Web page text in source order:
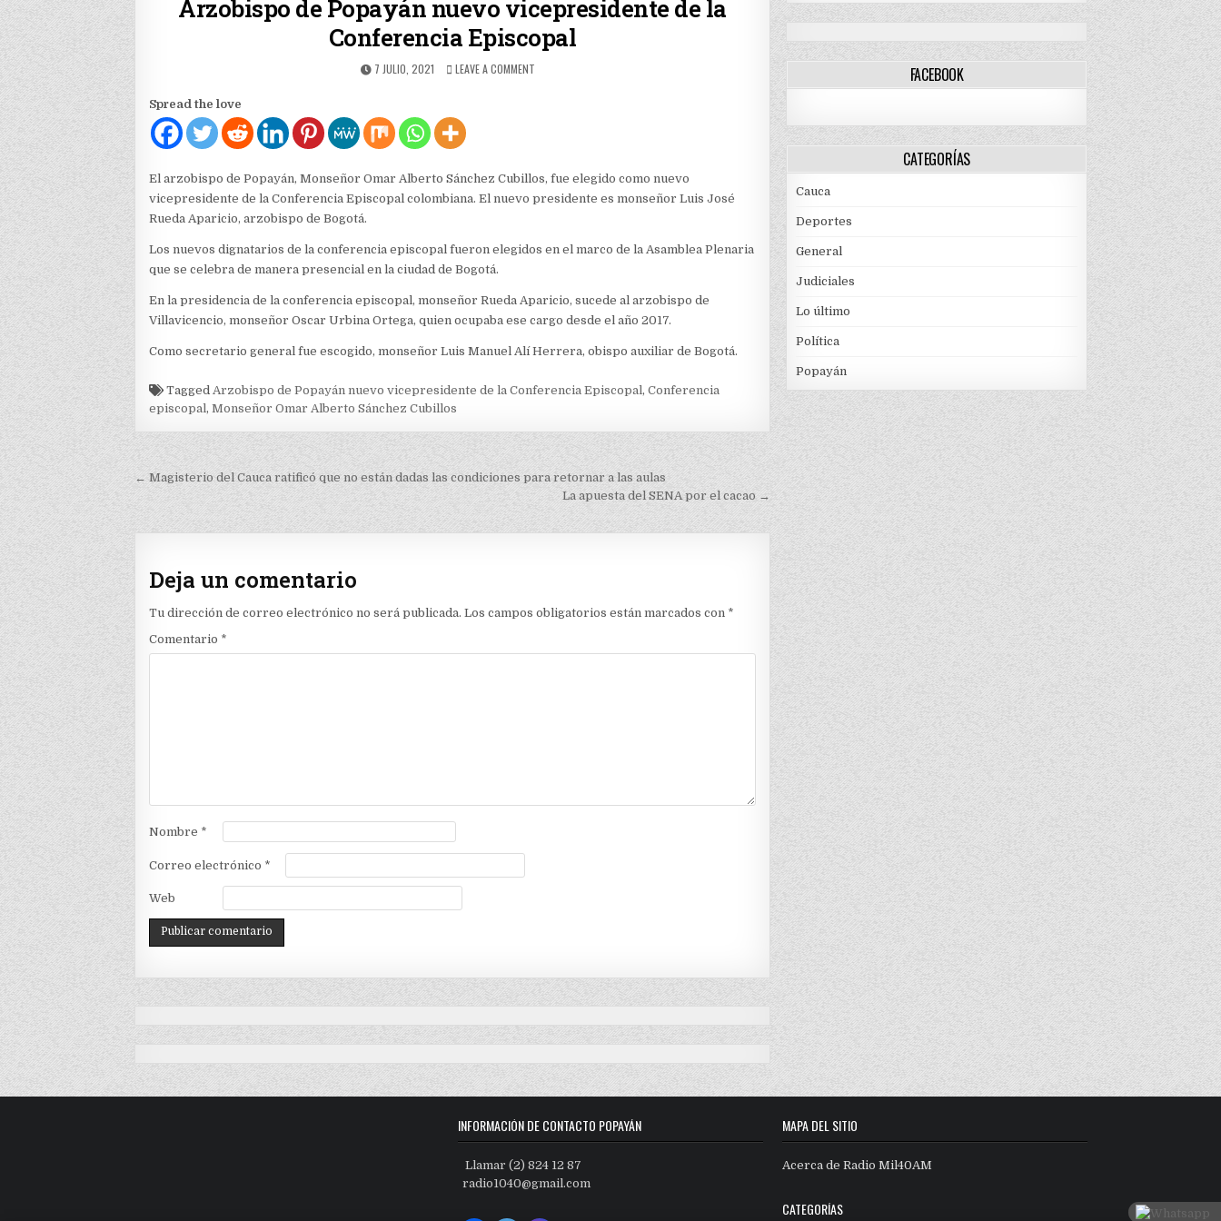
Arzobispo de Popayán nuevo vicepresidente de la
Conferencia Episcopal
PUBLISHED
7 JULIO, 2021 LEAVE A COMMENT
LA
CONFERENCIA
EPISCOPAL
Spread the love
El arzobispo de Popayán, Monseñor Omar Alberto Sánchez Cubillos, fue elegido como nuevo
vicepresidente de la Conferencia Episcopal colombiana. El nuevo presidente es monseñor Luis José
Rueda Aparicio, arzobispo de Bogotá.
Los nuevos dignatarios de la conferencia episcopal fueron elegidos en el marco de la Asamblea Plenaria
que se celebra de manera presencial en la ciudad de Bogotá.
En la presidencia de la conferencia episcopal, monseñor Rueda Aparicio, sucede al arzobispo de
Villavicencio, monseñor Oscar Urbina Ortega, quien ocupaba ese cargo desde el año 2017.
Como secretario general fue escogido, monseñor Luis Manuel Alí Herrera, obispo auxiliar de Bogotá.
TaggedArzobispo de Popayán nuevo vicepresidente de la Conferencia Episcopal,Conferencia
episcopal,Monseñor Omar Alberto Sánchez Cubillos
Navegación
entradas
← Magisterio del Cauca ratificó que no están dadas las condiciones para retornar a las aulas
La apuesta del SENA por el cacao →
Deja un comentario
Tu dirección de correo electrónico no será publicada. Los campos obligatorios están marcados con *
Comentario *
Nombre *
Correo electrónico *
Web
FACEBOOK
CATEGORÍAS
Cauca
Deportes
General
Judiciales
Lo último
Política
Popayán
INFORMACIÓN DE CONTACTO POPAYÁN
Llamar (2) 824 12 87
radio1040@gmail.com
MAPA DEL SITIO
Acerca de Radio Mil40AM
CATEGORÍAS